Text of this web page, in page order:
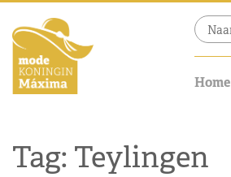
Home
Tag: Teylingen